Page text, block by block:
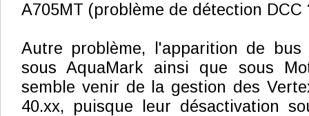
A705MT (problème de détection DCC
Autre problème, l'apparition de bus
sous AquaMark ainsi que sous
semble venir de la gestion des
40.xx, puisque leur désactivation